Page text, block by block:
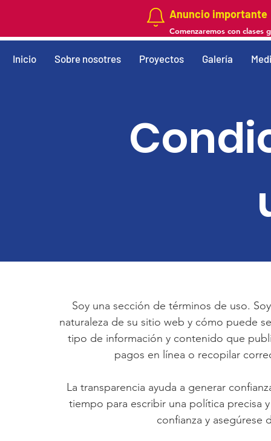
Anuncio importante
Comenzaremos con
Inicio Sobre nosotres Proyectos Galería
Soy una sección de términos de uso.
naturaleza de su sitio web y cómo puede
tipo de información y contenido que
pagos en línea o recopilar
La transparencia ayuda a generar
tiempo para escribir una política precisa
confianza y asegúrese